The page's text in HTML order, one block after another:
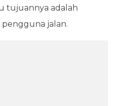
tujuannya adalah
jalan.